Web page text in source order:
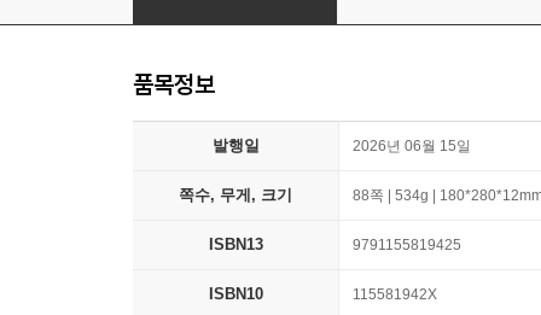
품목정보
발행일 2026년 06월 15일
쪽수, 무게, 크기 88쪽 | 534g |
ISBN13 9791155819425
ISBN10 115581942X